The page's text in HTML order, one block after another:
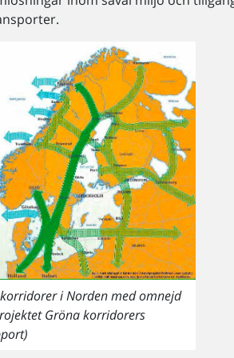
i Norden med omnejd
Gröna korridorers